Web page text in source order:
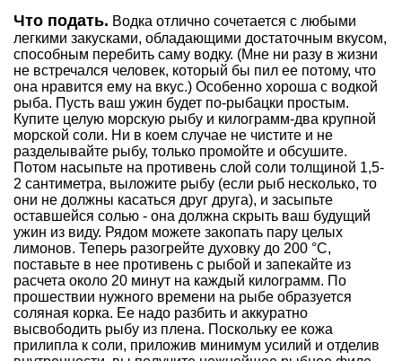
Что подать. Водка отлично сочетается с любыми
легкими закусками, обладающими достаточным вкусом,
способным перебить саму водку. (Мне ни разу в жизни
не встречался человек, который бы пил ее потому, что
она нравится ему на вкус.) Особенно хороша с водкой
рыба. Пусть ваш ужин будет по-рыбацки простым.
Купите целую морскую рыбу и килограмм-два крупной
морской соли. Ни в коем случае не чистите и не
разделывайте рыбу, только промойте и обсушите.
Потом насыпьте на противень слой соли толщиной 1,5-
2 сантиметра, выложите рыбу (если рыб несколько, то
они не должны касаться друг друга), и засыпьте
оставшейся солью - она должна скрыть ваш будущий
ужин из виду. Рядом можете закопать пару целых
лимонов. Теперь разогрейте духовку до 200 °С,
поставьте в нее противень с рыбой и запекайте из
расчета около 20 минут на каждый килограмм. По
прошествии нужного времени на рыбе образуется
соляная корка. Ее надо разбить и аккуратно
высвободить рыбу из плена. Поскольку ее кожа
прилипла к соли, приложив минимум усилий и отделив